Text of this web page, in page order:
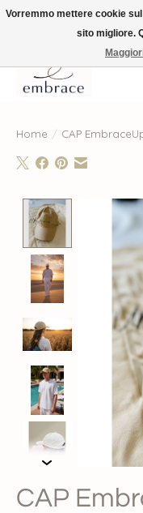
√ Versandkostenfrei ab € 40-,
nur hier im Onlineshop
Home / CAP
Product
CAP
Vorremmo mettere cookie
sito migliore.